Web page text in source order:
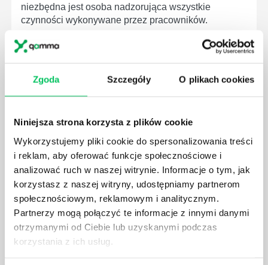
Zgoda Szczegóły O plikach cookies
Niniejsza strona korzysta z plików cookie
Wykorzystujemy pliki cookie do spersonalizowania treści
i reklam, aby oferować funkcje społecznościowe i
analizować ruch w naszej witrynie. Informacje o tym, jak
korzystasz z naszej witryny, udostępniamy partnerom
społecznościowym, reklamowym i analitycznym.
Partnerzy mogą połączyć te informacje z innymi danymi
otrzymanymi od Ciebie lub uzyskanymi podczas
korzystania z ich usług.
niezbędna jest osoba nadzorująca wszystkie
czynności wykonywane przez pracowników.
JAK BRYGADZISTA MOŻE ROZWINĄĆ SWOJE
firmie. Osoba je pełniąca jest w pełni odpowiedzialna
za realizację działań podległych mu osób oraz
działu.